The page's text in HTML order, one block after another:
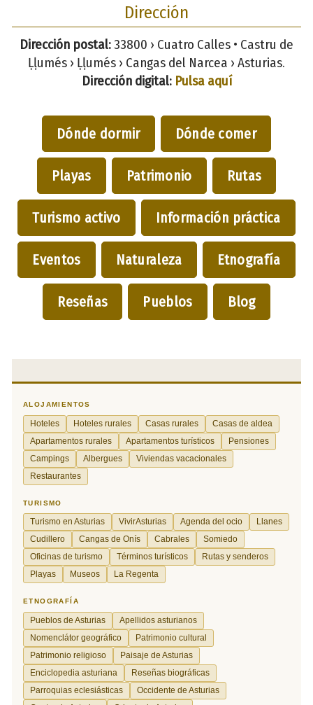
Dirección
Dirección postal:33800 › Cuatro Calles • Castru de
Ḷḷumés › Ḷḷumés › Cangas del Narcea › Asturias.
Dirección digital: Pulsa aquí
Dónde dormir Dónde comer
Playas Patrimonio Rutas
Turismo activo Información práctica
Eventos Naturaleza Etnografía
Reseñas Pueblos Blog